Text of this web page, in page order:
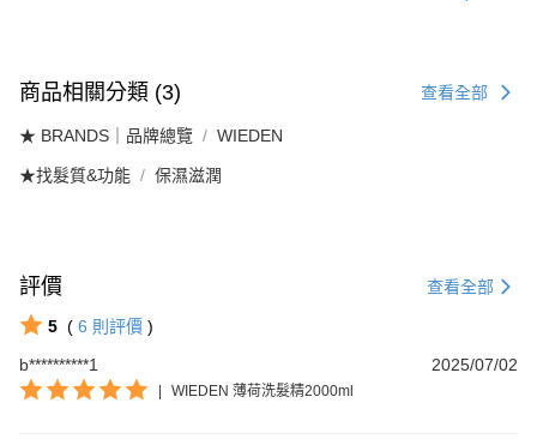
商品相關分類 (3) 查看全部
★ BRANDS｜品牌總覽 WIEDEN
★找髮質&功能 保濕滋潤
評價 查看全部
5 ( 6 則評價 )
b**********1
2025/07/02
| WIEDEN 薄荷洗髮精2000ml